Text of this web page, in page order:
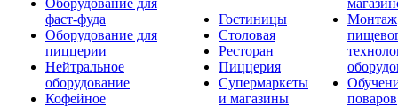
Оборудование для
фаст-фуда
Оборудование для
пиццерии
Нейтральное
оборудование
Кофейное
Гостиницы
Столовая
Ресторан
Пиццерия
Супермаркеты
и магазины
Монтаж
поваров